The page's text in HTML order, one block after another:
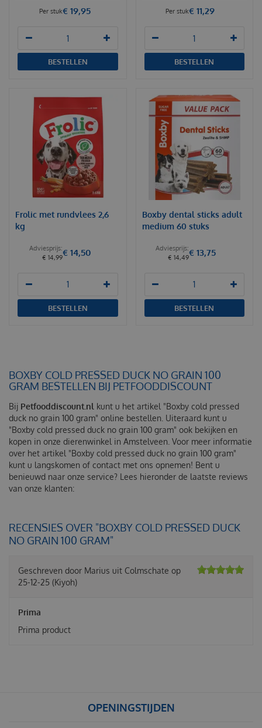
€ 19,95
Per stuk
BESTELLEN
€ 11,29
Per stuk
BESTELLEN
Frolic met rundvlees 2,6
kg
€ 14,99€ 14,50
BESTELLEN
Boxby dental sticks adult
medium 60 stuks
€ 14,49€ 13,75
BESTELLEN
BOXBY COLD PRESSED DUCK NO GRAIN 100
GRAM BESTELLEN BIJ PETFOODDISCOUNT
Bij Petfooddiscount.nl kunt u het artikel "Boxby cold pressed
duck no grain 100 gram" online bestellen. Uiteraard kunt u
"Boxby cold pressed duck no grain 100 gram" ook bekijken en
kopen in onze dierenwinkel in Amstelveen. Voor meer informatie
over het artikel "Boxby cold pressed duck no grain 100 gram"
kunt u langskomen of contact met ons opnemen! Bent u
benieuwd naar onze service? Lees hieronder de laatste reviews
van onze klanten:
RECENSIES OVER "BOXBY COLD PRESSED DUCK
NO GRAIN 100 GRAM"
Geschreven door Marius uit Colmschate op
25-12-25 (Kiyoh)
Prima
Prima product
OPENINGSTIJDEN